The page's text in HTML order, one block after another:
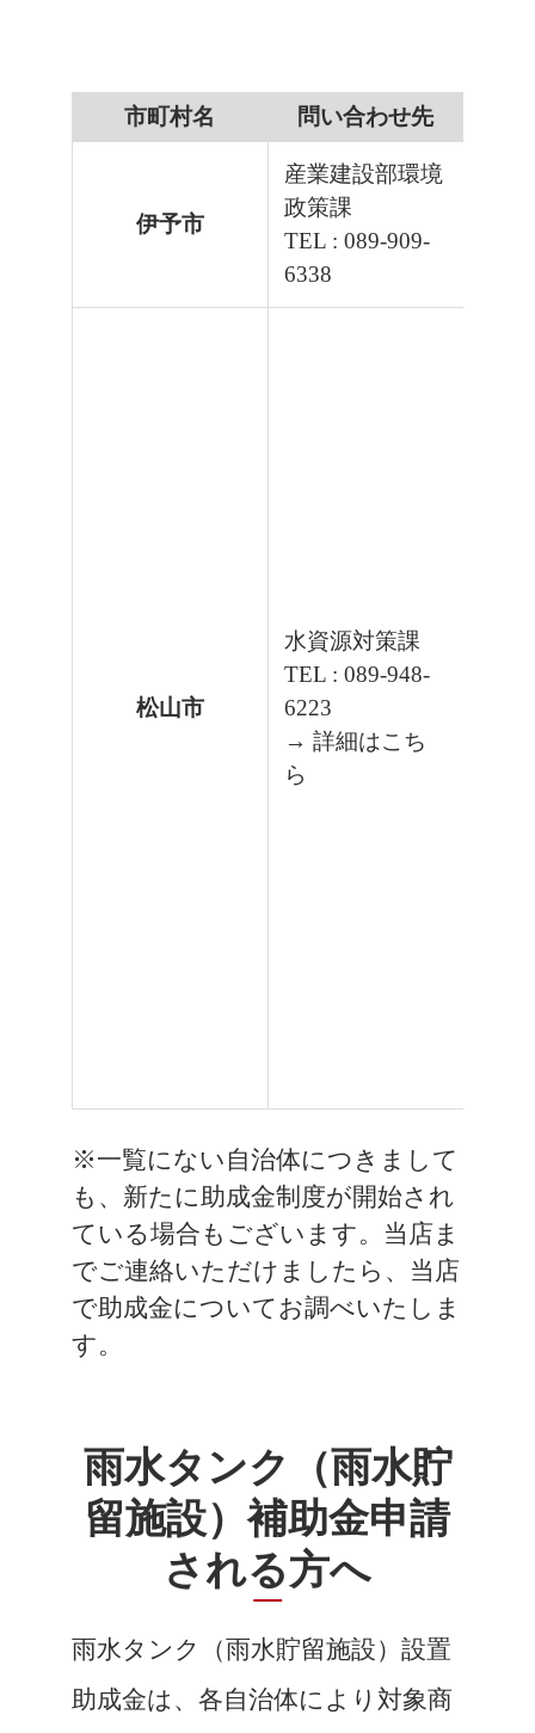
市町村名 問い合わせ先
伊予市
産業建設部環境
政策課
TEL : 089-909-
6338
松山市
水資源対策課
TEL : 089-948-
6223
→ 詳細はこち
ら
※一覧にない自治体につきまして
も、新たに助成金制度が開始され
ている場合もございます。当店ま
でご連絡いただけましたら、当店
で助成金についてお調べいたしま
す。
雨水タンク（雨水貯
留施設）補助金申請
される方へ
雨水タンク（雨水貯留施設）設置
助成金は、各自治体により対象商